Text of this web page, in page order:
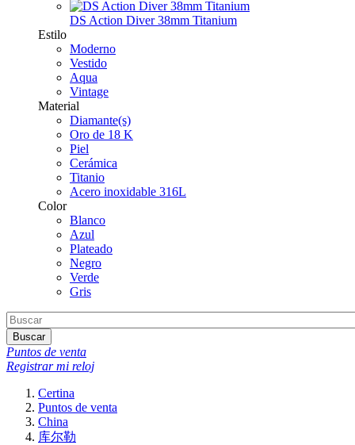
DS Action Diver 38mm Titanium
Estilo
Moderno
Vestido
Aqua
Vintage
Material
Diamante(s)
Oro de 18 K
Piel
Cerámica
Titanio
Acero inoxidable 316L
Color
Blanco
Azul
Plateado
Negro
Verde
Gris
Buscar
Puntos de venta
Registrar mi reloj
Certina
Puntos de venta
China
库尔勒